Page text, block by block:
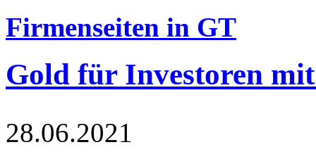
Firmenseiten in GT
Gold für Investoren
28.06.2021